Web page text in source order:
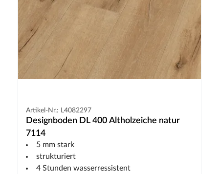
Artikel-Nr.: L4082297
Designboden DL 400 Altholzeiche natur
7114
5 mm stark
strukturiert
4 Stunden wasserressistent